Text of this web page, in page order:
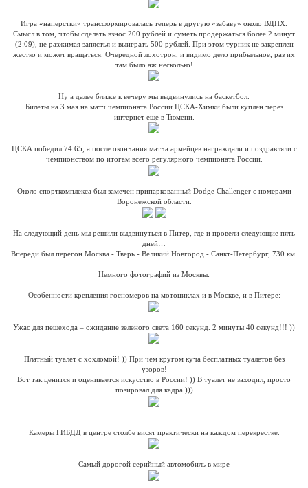
Игра «наперстки» трансформировалась теперь в другую «забаву» около ВДНХ.
Смысл в том, чтобы сделать взнос 200 рублей и суметь продержаться более 2 минут
(2:09), не разжимая запястья и выиграть 500 рублей. При этом турник не закреплен
жестко и может вращаться. Очередной лохотрон, и видимо дело прибыльное, раз их
там было аж несколько!
Ну а далее ближе к вечеру мы выдвинулись на баскетбол.
Билеты на 3 мая на матч чемпионата России ЦСКА-Химки были куплен через
интернет еще в Тюмени.
ЦСКА победил 74:65, а после окончания матча армейцев награждали и поздравляли с
чемпионством по итогам всего регулярного чемпионата России.
Около спорткомплекса был замечен припаркованный Dodge Challenger с номерами
Воронежской области.
На следующий день мы решили выдвинуться в Питер, где и провели следующие пять
дней…
Впереди был перегон Москва - Тверь - Великий Новгород - Санкт-Петербург, 730 км.
Немного фотографий из Москвы:
Особенности крепления госномеров на мотоциклах и в Москве, и в Питере:
Ужас для пешехода – ожидание зеленого света 160 секунд. 2 минуты 40 секунд!!! ))
Платный туалет с хохломой! )) При чем кругом куча бесплатных туалетов без
узоров!
Вот так ценится и оценивается искусство в России! )) В туалет не заходил, просто
позировал для кадра )))
Камеры ГИБДД в центре столбе висят практически на каждом перекрестке.
Самый дорогой серийный автомобиль в мире